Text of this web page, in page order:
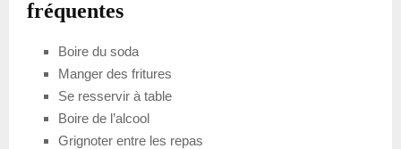
fréquentes
Boire du soda
Manger des fritures
Se resservir à table
Boire de l’alcool
Grignoter entre les repas